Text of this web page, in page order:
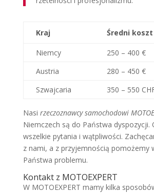
Kraj Średni
Niemcy
250 – 400 €
Austria
280 – 450 €
Szwajcaria
350 – 550
Nasi rzeczoznawcy samochodowi
Niemczech są do Państwa dyspozycji.
wszelkie pytania i wątpliwości.
z nami, a z przyjemnością pomożemy
Państwa problemu.
Kontakt z MOTOEXPERT
W MOTOEXPERT mamy kilka